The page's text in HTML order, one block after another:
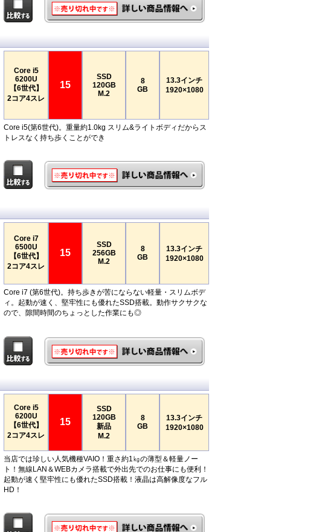
Core i5
6200U
【6世代】
2コア4スレ
15
SSD
120GB
M.2
8
GB
13.3インチ
1920×1080
Core i5(第6世代)。重量約1.0kg スリム&ライトボディだからス
トレスなく持ち歩くことができ
Core i7
6500U
【6世代】
2コア4スレ
15
SSD
256GB
M.2
8
GB
13.3インチ
1920×1080
Core i7 (第6世代)。持ち歩きが苦にならない軽量・スリムボデ
ィ。起動が速く、堅牢性にも優れたSSD搭載。動作サクサクな
ので、隙間時間のちょっとした作業にも◎
Core i5
6200U
【6世代】
2コア4スレ
15
SSD
120GB
新品
M.2
8
GB
13.3インチ
1920×1080
当店では珍しい人気機種VAIO！重さ約1㎏の薄型＆軽量ノー
ト！無線LAN＆WEBカメラ搭載で外出先でのお仕事にも便利！
起動が速く堅牢性にも優れたSSD搭載！液晶は高解像度なフル
HD！